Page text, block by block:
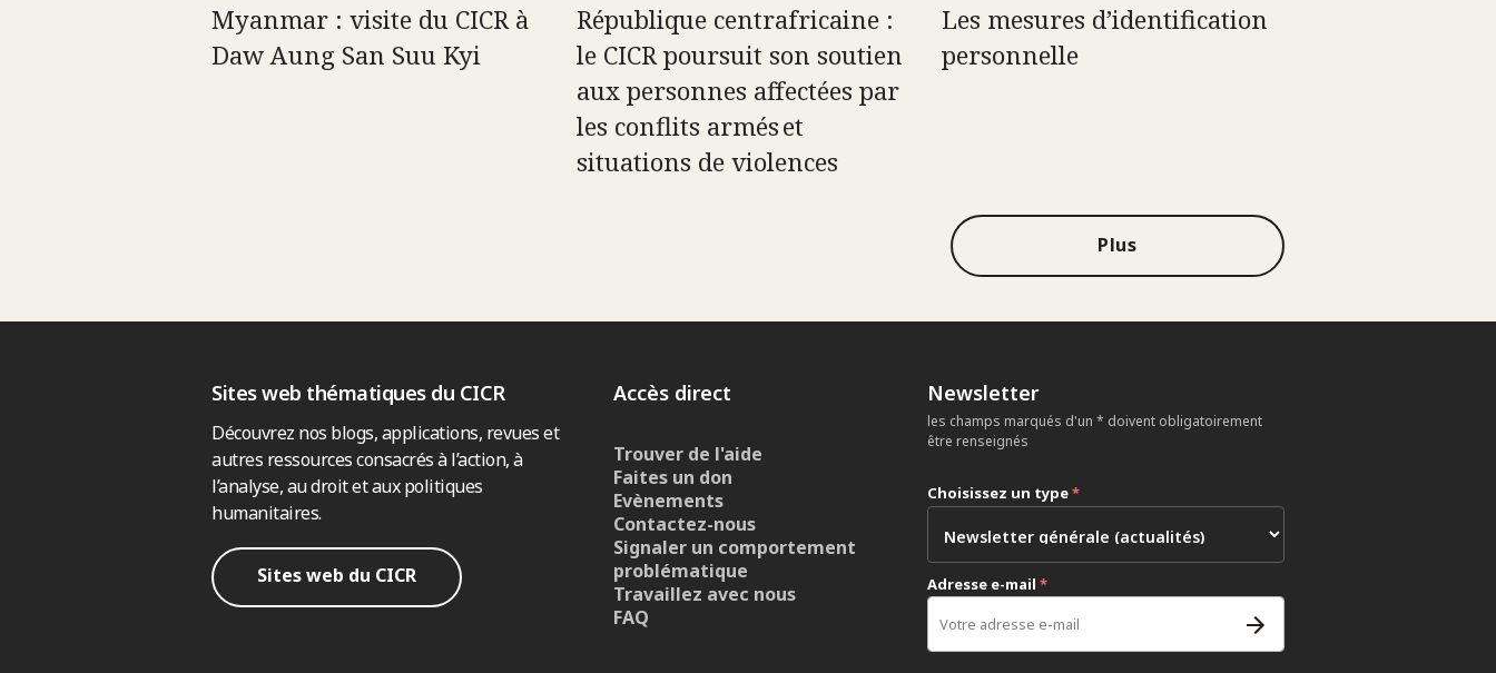
Myanmar : visite du CICR à
Daw Aung San Suu Kyi
République centrafricaine :
le CICR poursuit son soutien
aux personnes affectées par
les conflits armés et
situations de violences
Les mesures d’identification
personnelle
Plus
Sites web thématiques du CICR
Découvrez nos blogs, applications, revues et
autres ressources consacrés à l’action, à
l’analyse, au droit et aux politiques
humanitaires.
Sites web du CICR
Accès direct
Trouver de l'aide
Faites un don
Evènements
Contactez-nous
Signaler un comportement
problématique
Travaillez avec nous
FAQ
Newsletter
les champs marqués d'un * doivent obligatoirement
être renseignés
Choisissez un type*
Adresse e-mail *